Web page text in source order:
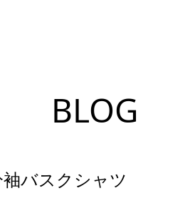
BLOG
バスクシャツ